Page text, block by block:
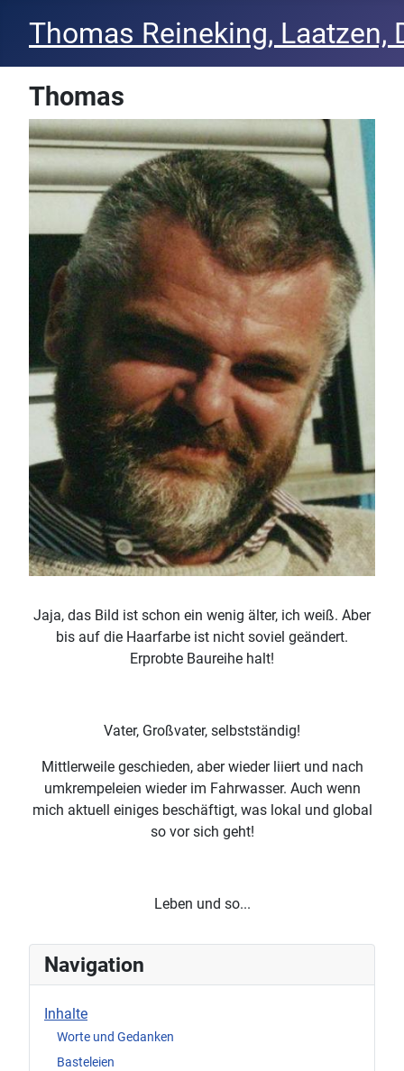
Thomas Reineking, Laatzen,
Thomas
Jaja, das Bild ist schon ein wenig älter, ich weiß. Aber
bis auf die Haarfarbe ist nicht soviel geändert.
Erprobte Baureihe halt!
Vater, Großvater, selbstständig!
Mittlerweile geschieden, aber wieder liiert und nach
umkrempeleien wieder im Fahrwasser. Auch wenn
mich aktuell einiges beschäftigt, was lokal und global
so vor sich geht!
Leben und so...
Navigation
Inhalte
Worte und Gedanken
Basteleien